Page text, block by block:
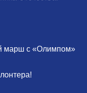
марш с «Олимпом»